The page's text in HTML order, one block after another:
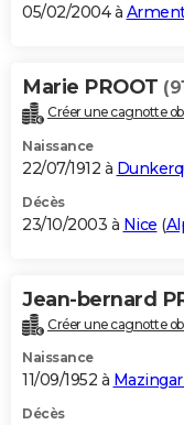
05/02/2004 à
Marie PROOT
Créer une cagnotte
Naissance
22/07/1912 à
Décès
23/10/2003 à Nice (
Jean-bernard
Créer une cagnotte
Naissance
11/09/1952 à
Décès